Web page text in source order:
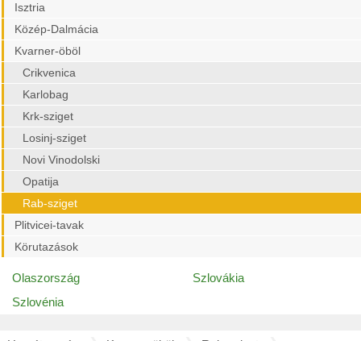
Isztria
Közép-Dalmácia
Kvarner-öböl
Crikvenica
Karlobag
Krk-sziget
Losinj-sziget
Novi Vinodolski
Opatija
Rab-sziget
Plitvicei-tavak
Körutazások
Olaszország
Szlovákia
Szlovénia